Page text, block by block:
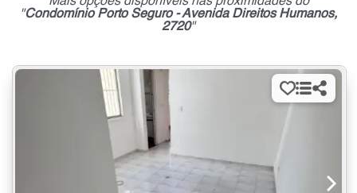
"Condomínio Porto Seguro - Avenida Direitos Humanos,
2720"